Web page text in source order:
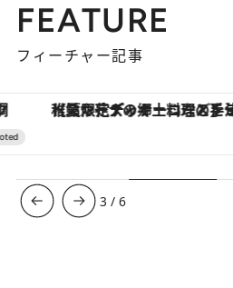
FEATURE
フィーチャー記事
【夏限定ディナーコース】旬を迎える稚鮎や花ズッキーニなどをイタリア・トスカー
3 /6